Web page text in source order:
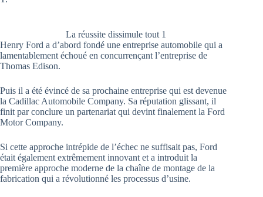
La réussite dissimule tout 1
Henry Ford a d’abord fondé une entreprise automobile qui a
lamentablement échoué en concurrençant l’entreprise de
Thomas Edison.
Puis il a été évincé de sa prochaine entreprise qui est devenue
la Cadillac Automobile Company. Sa réputation glissant, il
finit par conclure un partenariat qui devint finalement la Ford
Motor Company.
Si cette approche intrépide de l’échec ne suffisait pas, Ford
était également extrêmement innovant et a introduit la
première approche moderne de la chaîne de montage de la
fabrication qui a révolutionné les processus d’usine.